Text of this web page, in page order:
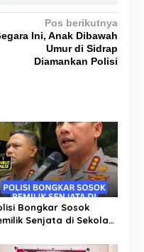
Pos berikutnya
Ini, Anak Dibawah
Umur di Sidrap
Diamankan Polisi
Bongkar Sosok
Senjata di Sekolah
Impor